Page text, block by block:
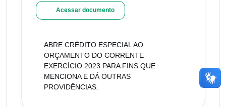
Acessar documento
ABRE CRÉDITO ESPECIAL AO
ORÇAMENTO DO CORRENTE
EXERCÍCIO 2023 PARA FINS QUE
MENCIONA E DÁ OUTRAS
PROVIDÊNCIAS.